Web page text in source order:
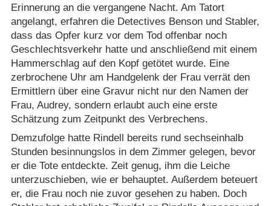
Erinnerung an die vergangene Nacht. Am Tatort
angelangt, erfahren die Detectives Benson und Stabler,
dass das Opfer kurz vor dem Tod offenbar noch
Geschlechtsverkehr hatte und anschließend mit einem
Hammerschlag auf den Kopf getötet wurde. Eine
zerbrochene Uhr am Handgelenk der Frau verrät den
Ermittlern über eine Gravur nicht nur den Namen der
Frau, Audrey, sondern erlaubt auch eine erste
Schätzung zum Zeitpunkt des Verbrechens.
Demzufolge hatte Rindell bereits rund sechseinhalb
Stunden besinnungslos in dem Zimmer gelegen, bevor
er die Tote entdeckte. Zeit genug, ihm die Leiche
unterzuschieben, wie er behauptet. Außerdem beteuert
er, die Frau noch nie zuvor gesehen zu haben. Doch